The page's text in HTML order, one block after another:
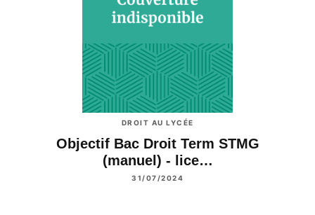
DROIT AU LYCÉE
Objectif Bac Droit Term STMG
(manuel) - lice…
31/07/2024